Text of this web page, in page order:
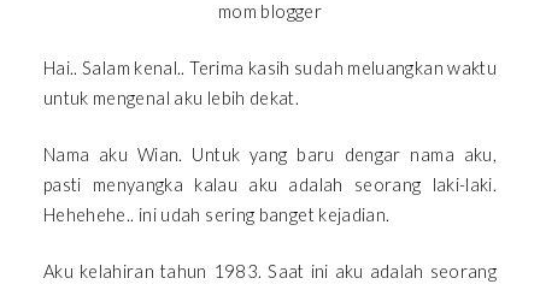
Hai.. Salam kenal.. Terima kasih sudah meluangkan waktu
untuk mengenal aku lebih dekat.
Nama aku Wian. Untuk yang baru dengar nama aku,
pasti menyangka kalau aku adalah seorang laki-laki.
Hehehehe.. ini udah sering banget kejadian.
Aku kelahiran tahun 1983. Saat ini aku adalah seorang